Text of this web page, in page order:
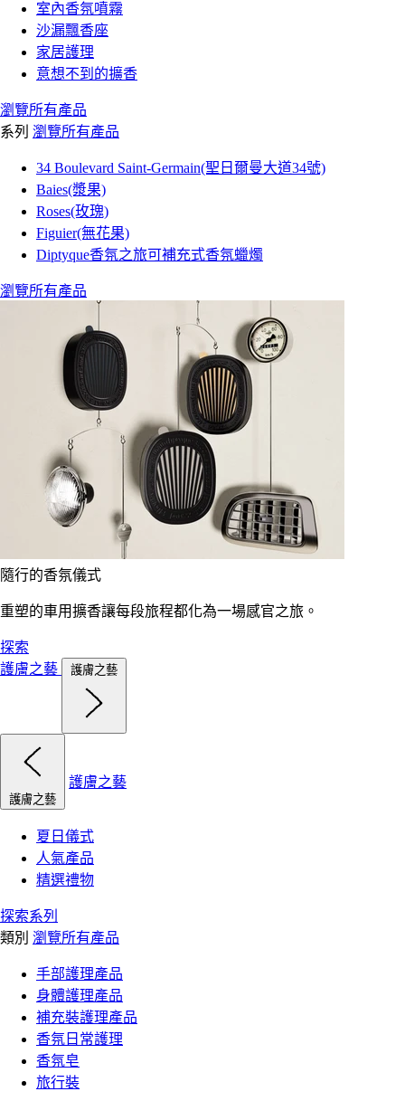
室內香氛噴霧
沙漏飄香座
家居護理
意想不到的擴香
瀏覽所有產品
系列 瀏覽所有產品
34 Boulevard Saint-Germain(聖日爾曼大道34號)
Baies(漿果)
Roses(玫瑰)
Figuier(無花果)
Diptyque香氛之旅可補充式香氛蠟燭
瀏覽所有產品
隨行的香氛儀式
重塑的車用擴香讓每段旅程都化為一場感官之旅。
探索
護膚之藝
護膚之藝
護膚之藝
護膚之藝
夏日儀式
人氣產品
精選禮物
探索系列
類別 瀏覽所有產品
手部護理產品
身體護理產品
補充裝護理產品
香氛日常護理
香氛皂
旅行裝